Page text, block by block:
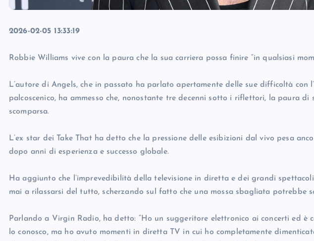
2026-02-05 13:33:19
Robbie Williams vive con la paura che la sua carriera possa finire “in qualsiasi
L’autore di Angels, che in passato ha parlato apertamente delle sue difficoltà con
palcoscenico, ha ammesso che, nonostante tre decenni sotto i riflettori, la paura di
scomparsa.
L’ex star dei Take That ha detto che la pressione delle esibizioni dal vivo pesa
dopo anni di esperienza e successo globale.
Ha aggiunto che l’imprevedibilità della televisione in diretta e dei grandi
mai a rilassarsi del tutto, scherzando sul fatto che una mossa sbagliata potrebbe
Parlando a Virgin Radio, ha detto: “Ho un suggeritore elettronico ai concerti ed è
lo conosco, ma ho avuto momenti in diretta TV in cui ho completamente